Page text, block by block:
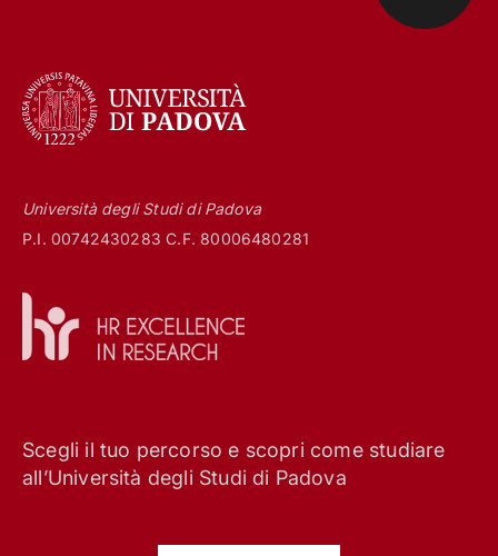
Università degli Studi di Padova
P.I. 00742430283 C.F. 80006480281
Scegli il tuo percorso e scopri come studiare
all’Università degli Studi di Padova